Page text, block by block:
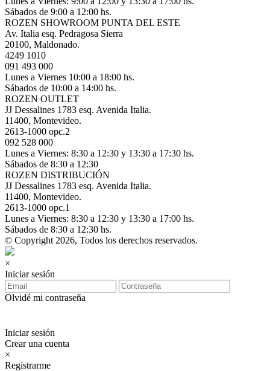
Sábados de 9:00 a 12:00 hs.
ROZEN SHOWROOM PUNTA DEL ESTE
Av. Italia esq. Pedragosa Sierra
20100, Maldonado.
4249 1010
091 493 000
Lunes a Viernes 10:00 a 18:00 hs.
Sábados de 10:00 a 14:00 hs.
ROZEN OUTLET
JJ Dessalines 1783 esq. Avenida Italia.
11400, Montevideo.
2613-1000 opc.2
092 528 000
Lunes a Viernes: 8:30 a 12:30 y 13:30 a 17:30 hs.
Sábados de 8:30 a 12:30
ROZEN DISTRIBUCIÓN
JJ Dessalines 1783 esq. Avenida Italia.
11400, Montevideo.
2613-1000 opc.1
Lunes a Viernes: 8:30 a 12:30 y 13:30 a 17:00 hs.
Sábados de 8:30 a 12:30 hs.
© Copyright 2026, Todos los derechos reservados.
×
Iniciar sesión
Olvidé mi contraseña
Iniciar sesión
Crear una cuenta
×
Registrarme